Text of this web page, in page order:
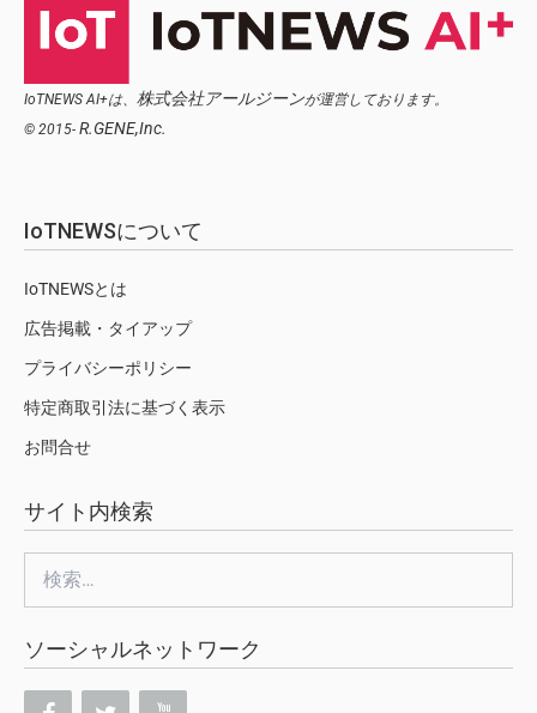
IoTNEWS AI+は、 株式会社アールジーンが運営しております。
© 2015- R.GENE,Inc.
IoTNEWSについて
IoTNEWSとは
広告掲載・タイアップ
プライバシーポリシー
特定商取引法に基づく表示
お問合せ
サイト内検索
索:
ソーシャルネットワーク